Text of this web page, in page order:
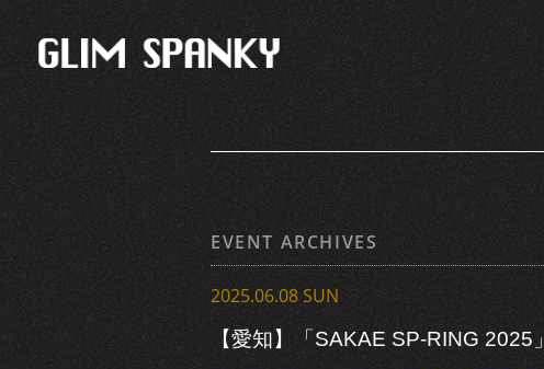
EVENT ARCHIVES
2025.06.08 SUN
【愛知】「SAKAE SP-RING 2025」